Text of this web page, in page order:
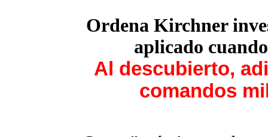
Ordena Kirchner
aplicado
Al descubierto,
comandos